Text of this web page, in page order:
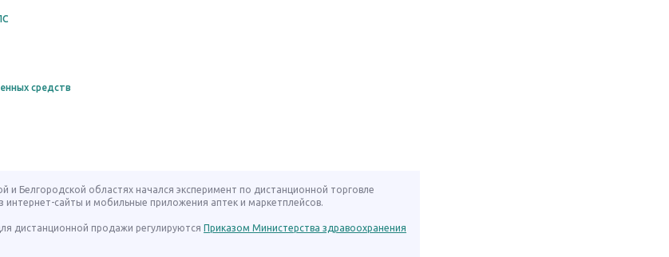
средств
и Белгородской областях начался эксперимент по дистанционной торговле
интернет-сайты и мобильные приложения аптек и маркетплейсов.
дистанционной продажи регулируются Приказом Министерства здравоохранения